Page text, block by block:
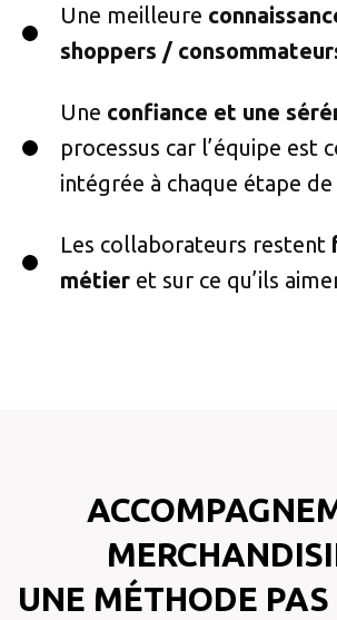
Une meilleure
shoppers /
Une confiance et une
processus car l’équipe est
intégrée à chaque étape
Les collaborateurs restent
métier et sur ce qu’ils
UNE MÉTHODE